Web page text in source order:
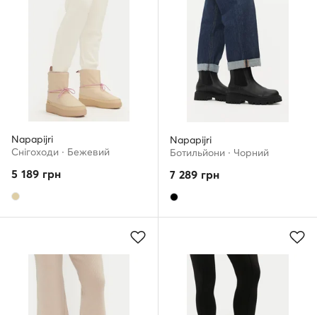
Napapijri
Снігоходи · Бежевий
5 189 грн
Napapijri
Ботильйони · Чорний
7 289 грн